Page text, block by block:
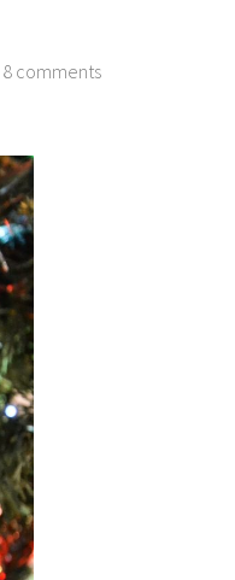
8 comments